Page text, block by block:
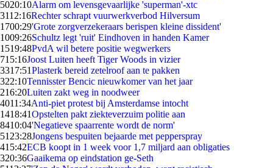
5020:10Alarm om levensgevaarlijke 'superman'-xtc
3112:16Rechter schrapt vuurwerkverbod Hilversum
1700:29'Grote zorgverzekeraars berispen kleine dissident'
1009:26Schultz legt 'ruit' Eindhoven in handen Kamer
1519:48PvdA wil betere positie wegwerkers
715:16Joost Luiten heeft Tiger Woods in vizier
3317:51Plasterk bereid zetelroof aan te pakken
322:10Tennisster Bencic nieuwkomer van het jaar
216:20Luiten zakt weg in noodweer
4011:34Anti-piet protest bij Amsterdamse intocht
1418:41Opstelten pakt ziekteverzuim politie aan
8410:04'Negatieve spaarrente wordt de norm'
51 23:28Jongens bespuiten bejaarde met pepperspray
415:42ECB koopt in 1 week voor 1,7 miljard aan obligaties
320:36Gaaikema op eindstation ge-Seth